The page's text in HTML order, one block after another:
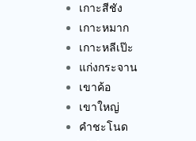
เกาะสีชัง
เกาะหมาก
เกาะหลีเป๊ะ
แก่งกระจาน
เขาค้อ
เขาใหญ่
คำชะโนด